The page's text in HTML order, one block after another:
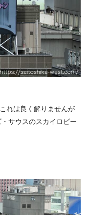
れは良く解りませんが
サウスのスカイロビー